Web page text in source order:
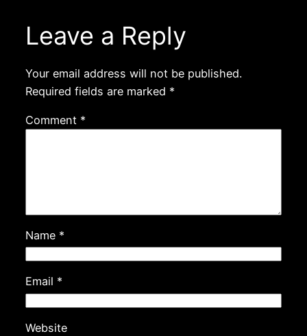
Leave a Reply
Your email address will not be published.
Required fields are marked *
Comment *
Name *
Email *
Website